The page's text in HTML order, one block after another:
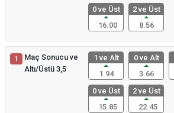
0 ve Üst
16.00
2 ve Üst
8.56
1
Maç Sonucu ve
Altı/Üstü 3,5
1 ve Alt
1.94
0 ve Alt
3.66
0 ve Üst
15.85
2 ve Üst
22.45